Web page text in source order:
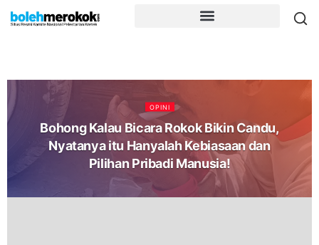
OPINI
Bohong Kalau Bicara Rokok Bikin Candu,
Nyatanya itu Hanyalah Kebiasaan dan
Pilihan Pribadi Manusia!